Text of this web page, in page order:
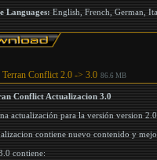
Languages: English, French, German,
Terran Conflict 2.0 -> 3.0 86.6 MB
Conflict Actualizacion 3.0
actualización para la versión version
contiene nuevo contenido y
contiene: